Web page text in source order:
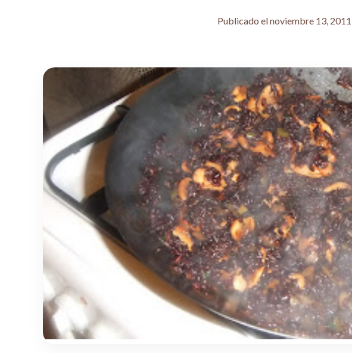
Publicado el noviembre 13, 2011